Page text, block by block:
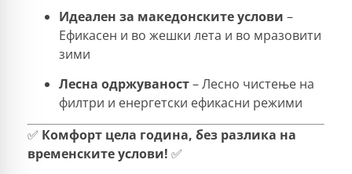
Идеален за македонските услови –
Ефикасен и во жешки лета и во мразовити
зими
Лесна одржуваност– Лесно чистење на
филтри и енергетски ефикасни режими
✅ Комфорт цела година, без разлика на
временските услови! ✅